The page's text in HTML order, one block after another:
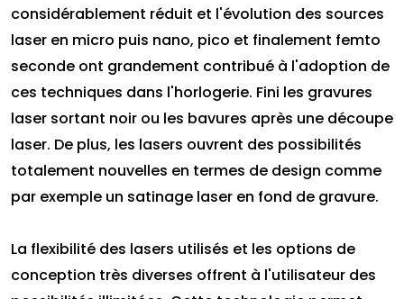
considérablement réduit et l'évolution des sources
laser en micro puis nano, pico et finalement femto
seconde ont grandement contribué à l'adoption de
ces techniques dans l'horlogerie. Fini les gravures
laser sortant noir ou les bavures après une découpe
laser. De plus, les lasers ouvrent des possibilités
totalement nouvelles en termes de design comme
par exemple un satinage laser en fond de gravure.
La flexibilité des lasers utilisés et les options de
conception très diverses offrent à l'utilisateur des